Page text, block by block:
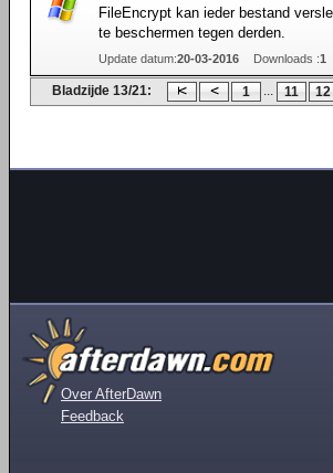
FileEncrypt kan ieder bestand
te beschermen tegen derden.
Update datum:20-03-2016 Downloads :1
Bladzijde 13/21: 1 ... 11 12
Over AfterDawn
Feedback